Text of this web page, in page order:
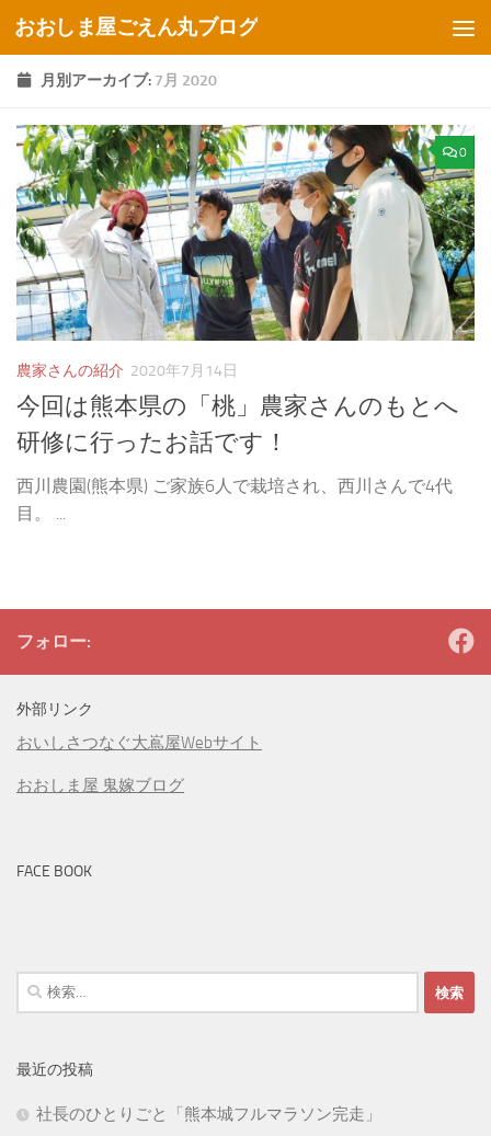
コンテンツへスキップ
おおしま屋ごえん丸ブログ
月別アーカイブ: 7月 2020
0
農家さんの紹介 2020年7月14日
今回は熊本県の「桃」農家さんのもとへ
研修に行ったお話です！
西川農園(熊本県) ご家族6人で栽培され、西川さんで4代
目。 ...
フォロー:
外部リンク
おいしさつなぐ大嶌屋Webサイト
おおしま屋 鬼嫁ブログ
FACE BOOK
検
索:
最近の投稿
社長のひとりごと「熊本城フルマラソン完走」